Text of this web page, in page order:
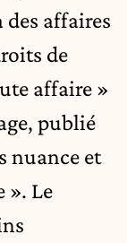
affaires
de
affaire »
publié
nuance et
». Le